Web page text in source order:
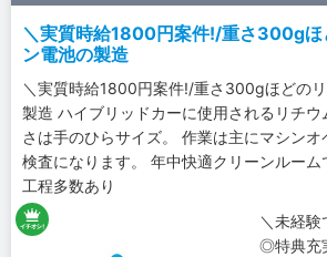
＼実質時給1800円案件!/重さ300gほ
ン電池の製造
＼実質時給1800円案件!/重さ300gほどの
製造 ハイブリッドカーに使用されるリチウ
さは手のひらサイズ。 作業は主にマシンオ
検査になります。 年中快適クリーンルー
工程多数あり
＼未経
◎特典充